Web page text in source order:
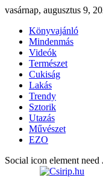
vasárnap, augusztus 9,
Könyvajánló
Mindenmás
Videók
Természet
Cukiság
Lakás
Trendy
Sztorik
Utazás
Művészet
EZO
Social icon element need